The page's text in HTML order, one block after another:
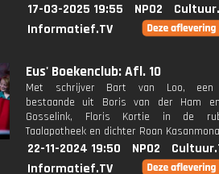
17-03-2025 19:55 NPO2
Informatief.TV
Eus' Boekenclub: Afl. 10
Met schrijver Bart van Loo, een
bestaande uit Boris van der Ham
Gosselink, Floris Kortie in de
Taalapotheek en dichter Roan
22-11-2024 19:50 NPO2
Informatief.TV